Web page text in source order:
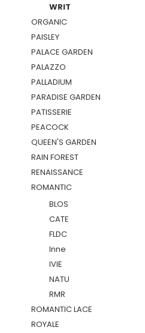
WRIT
ORGANIC
PAISLEY
PALACE GARDEN
PALAZZO
PALLADIUM
PARADISE GARDEN
PATISSERIE
PEACOCK
QUEEN'S GARDEN
RAIN FOREST
RENAISSANCE
ROMANTIC
BLOS
CATE
FLDC
Inne
IVIE
NATU
RMR
ROMANTIC LACE
ROYALE